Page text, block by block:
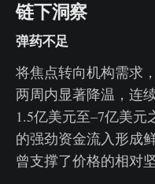
链下洞察
弹药不足
将焦点转向机构需求
两周内显著降温，连
1.5亿美元至–7亿美
的强劲资金流入形成
曾支撑了价格的相对坚